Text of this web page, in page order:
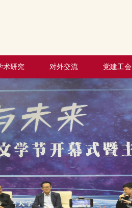
术研究 对外交流 党建工会